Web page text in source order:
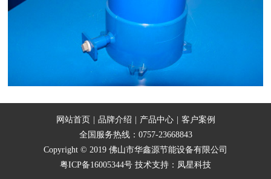
网站首页 品牌介绍 产品中心
客户案例
全国服务热线：0757-23668843
Copyright © 2019 佛山市华鑫源节能设备有限公司
粤ICP备16005344号 技术支持： 凤星科技